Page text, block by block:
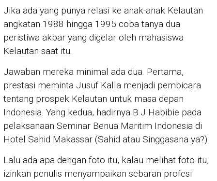
Jika ada yang punya relasi ke anak-anak Kelautan
angkatan 1988 hingga 1995 coba tanya dua
peristiwa akbar yang digelar oleh mahasiswa
Kelautan saat itu.
Jawaban mereka minimal ada dua. Pertama,
prestasi meminta Jusuf Kalla menjadi pembicara
tentang prospek Kelautan untuk masa depan
Indonesia. Yang kedua, hadirnya B.J Habibie pada
pelaksanaan Seminar Benua Maritim Indonesia di
Hotel Sahid Makassar (Sahid atau Singgasana ya?).
Lalu ada apa dengan foto itu, kalau melihat foto itu,
izinkan penulis menyampaikan sebaran profesi